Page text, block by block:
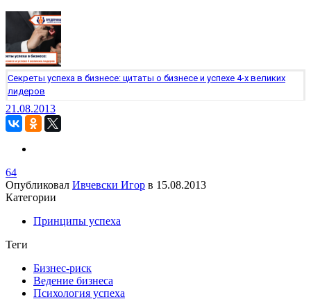
Секреты успеха в бизнесе: цитаты о бизнесе и успехе 4-х великих
лидеров
21.08.2013
64
Опубликовал Ивчевски Игор в 15.08.2013
Категории
Принципы успеха
Теги
Бизнес-риск
Ведение бизнеса
Психология успеха